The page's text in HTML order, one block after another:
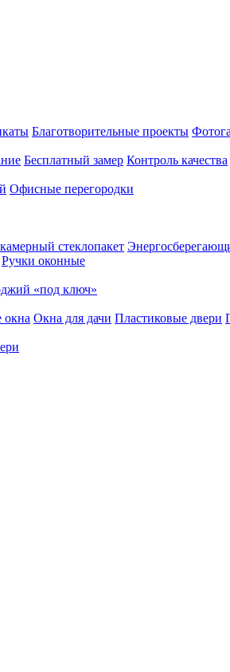
Благотворительные проекты
Бесплатный замер Контроль качества
Офисные перегородки
стеклопакет
Ручки оконные
«под ключ»
Окна для дачи Пластиковые двери